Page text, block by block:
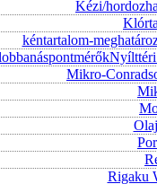
Kézi/
kéntartalom-
Nyílttéri
Mikro-
Rigaku